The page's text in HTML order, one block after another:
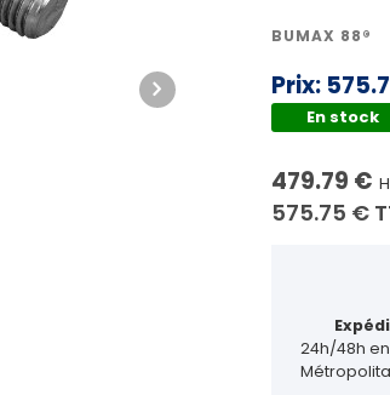
BUMAX 88®
Prix:
En stock
479.79 €
575.75 €
24h/48h